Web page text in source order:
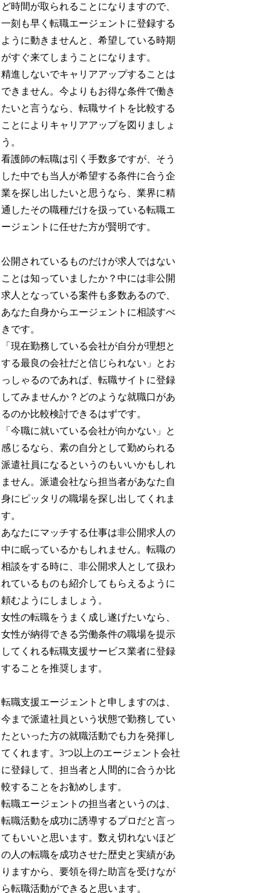
ど時間が取られることになりますので、
一刻も早く転職エージェントに登録する
ように動きませんと、希望している時期
がすぐ来てしまうことになります。
精進しないでキャリアアップすることは
できません。今よりもお得な条件で働き
たいと言うなら、転職サイトを比較する
ことによりキャリアアップを図りましょ
う。
看護師の転職は引く手数多ですが、そう
した中でも当人が希望する条件に合う企
業を探し出したいと思うなら、業界に精
通したその職種だけを扱っている転職エ
ージェントに任せた方が賢明です。
公開されているものだけが求人ではない
ことは知っていましたか？中には非公開
求人となっている案件も多数あるので、
あなた自身からエージェントに相談すべ
きです。
「現在勤務している会社が自分が理想と
する最良の会社だと信じられない」とお
っしゃるのであれば、転職サイトに登録
してみませんか？どのような就職口があ
るのか比較検討できるはずです。
「今職に就いている会社が向かない」と
感じるなら、素の自分として勤められる
派遣社員になるというのもいいかもしれ
ません。派遣会社なら担当者があなた自
身にピッタリの職場を探し出してくれま
す。
あなたにマッチする仕事は非公開求人の
中に眠っているかもしれません。転職の
相談をする時に、非公開求人として扱わ
れているものも紹介してもらえるように
頼むようにしましょう。
女性の転職をうまく成し遂げたいなら、
女性が納得できる労働条件の職場を提示
してくれる転職支援サービス業者に登録
することを推奨します。
転職支援エージェントと申しますのは、
今まで派遣社員という状態で勤務してい
たといった方の就職活動でも力を発揮し
てくれます。3つ以上のエージェント会社
に登録して、担当者と人間的に合うか比
較することをお勧めします。
転職エージェントの担当者というのは、
転職活動を成功に誘導するプロだと言っ
てもいいと思います。数え切れないほど
の人の転職を成功させた歴史と実績があ
りますから、要領を得た助言を受けなが
ら転職活動ができると思います。